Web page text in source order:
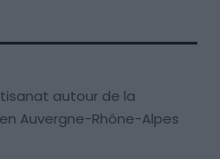
autour de la
Auvergne-Rhône-Alpes